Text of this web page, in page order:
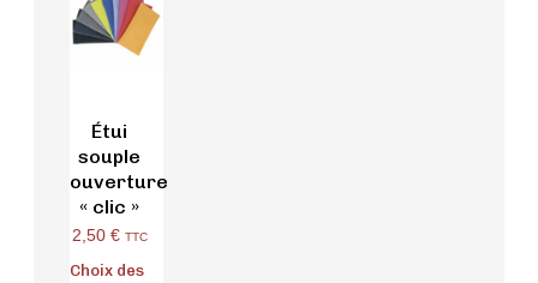
Étui
souple
ouverture
« clic »
2,50 € TTC
Choix des